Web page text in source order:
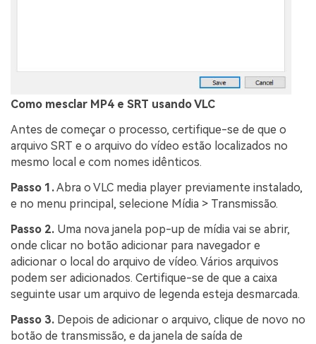
Como mesclar MP4 e SRT usando VLC
Antes de começar o processo, certifique-se de que o
arquivo SRT e o arquivo do vídeo estão localizados no
mesmo local e com nomes idênticos.
Passo 1.Abra o VLC media player previamente instalado,
e no menu principal, selecione Mídia > Transmissão.
Passo 2. Uma nova janela pop-up de mídia vai se abrir,
onde clicar no botão adicionar para navegador e
adicionar o local do arquivo de vídeo. Vários arquivos
podem ser adicionados. Certifique-se de que a caixa
seguinte usar um arquivo de legenda esteja desmarcada.
Passo 3. Depois de adicionar o arquivo, clique de novo no
botão de transmissão, e da janela de saída de